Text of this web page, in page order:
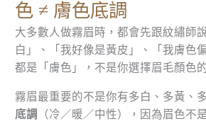
色 ≠ 膚色底調
大多數人做霧眉時，都會先跟紋繡師
白」、「我好像是黃皮」、「我膚色
都是「膚色」，不是你選擇眉毛顏色
霧眉最重要的不是你有多白、多黃、
底調
（冷／暖／中性），因為眉色不